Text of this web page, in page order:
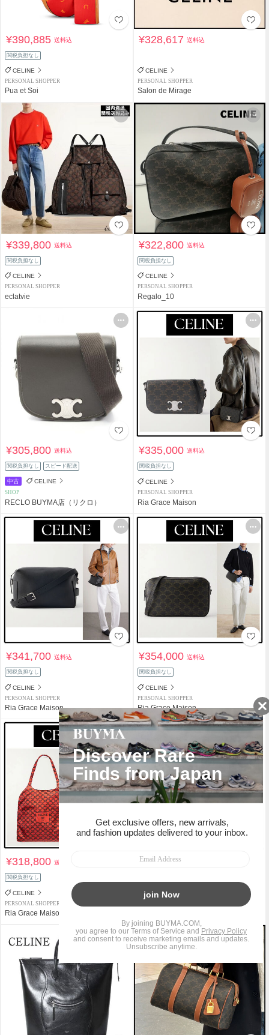
¥390,885送料込
関税負担なし
CELINE
PERSONAL SHOPPER
Pua et Soi
¥328,617送料込
CELINE
PERSONAL SHOPPER
Salon de Mirage
¥339,800送料込
関税負担なし
CELINE
PERSONAL SHOPPER
eclatvie
¥322,800送料込
関税負担なし
CELINE
PERSONAL SHOPPER
Regalo_10
¥305,800送料込
関税負担なし スピード配送
中古 CELINE
SHOP
RECLO BUYMA店（リクロ）
¥335,000送料込
関税負担なし
CELINE
PERSONAL SHOPPER
Ria Grace Maison
¥341,700送料込
関税負担なし
CELINE
PERSONAL SHOPPER
Ria Grace Maison
¥354,000送料込
関税負担なし
CELINE
PERSONAL SHOPPER
Ria Grace Maison
¥318,800送料込
関税負担なし
CELINE
PERSONAL SHOPPER
Ria Grace Maison
¥310,000
CELINE
タイムセール
¥10,000クーポン